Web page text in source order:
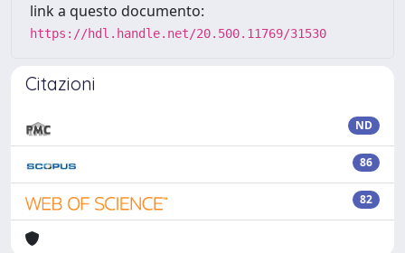
link a questo documento:
https://hdl.handle.net/20.500.11769/31530
Citazioni
ND
86
82